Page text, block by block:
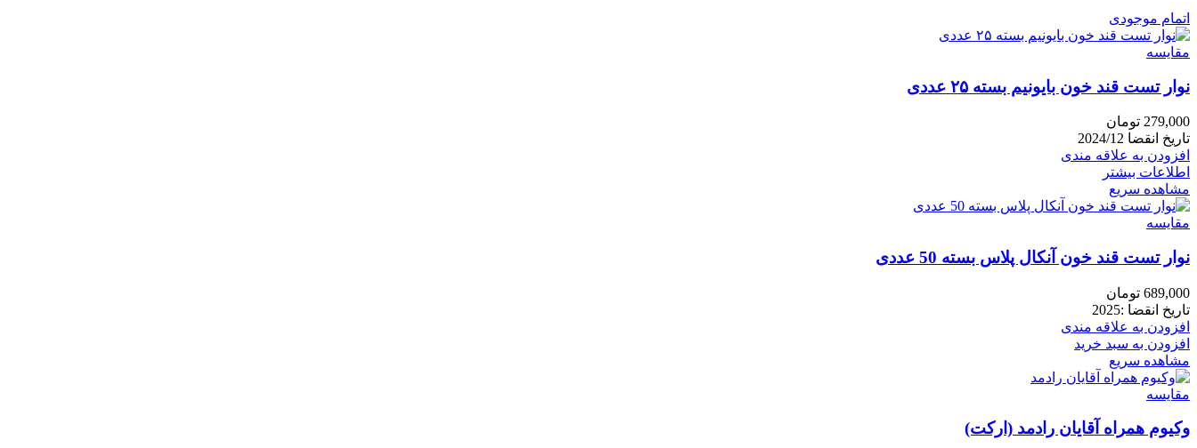
اتمام موجودی
مقایسه
نوار تست قند خون بایونیم بسته ۲۵ عددی
279,000 تومان
تاریخ انقضا 2024/12
افزودن به علاقه مندی
اطلاعات بیشتر
مشاهده سریع
مقایسه
نوار تست قند خون آنکال پلاس بسته 50 عددی
689,000 تومان
تاریخ انقضا :2025
افزودن به علاقه مندی
افزودن به سبد خرید
مشاهده سریع
مقایسه
وکیوم همراه آقایان رادمد (ارکت)